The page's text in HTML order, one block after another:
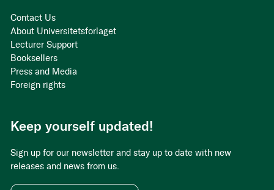
Contact Us
About Universitetsforlaget
Lecturer Support
Booksellers
Press and Media
Foreign rights
Keep yourself updated!
Sign up for our newsletter and stay up to date with new
releases and news from us.